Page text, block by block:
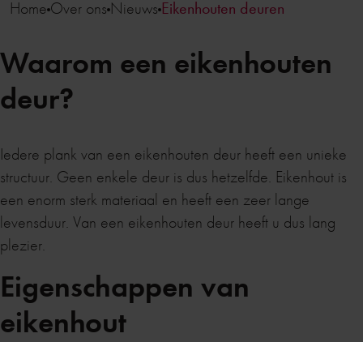
Home Over ons Nieuws Eikenhouten deuren
Waarom een eikenhouten
deur?
Iedere plank van een eikenhouten deur heeft een unieke
structuur. Geen enkele deur is dus hetzelfde. Eikenhout is
een enorm sterk materiaal en heeft een zeer lange
levensduur. Van een eikenhouten deur heeft u dus lang
plezier.
Eigenschappen van
eikenhout